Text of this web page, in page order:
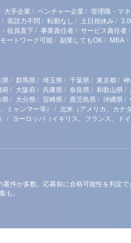
大手企業 / ベンチャー企業 / 管理職・マ
/ 英語力不問 / 転勤なし / 土日祝休み /
役員直下 / 事業責任者 / サービス責任者 /
モートワーク可能 / 副業してもOK / MBA
県 / 群馬県 / 埼玉県 / 千葉県 / 東京都 /
府 / 大阪府 / 兵庫県 / 奈良県 / 和歌山県 /
県/ 大分県 / 宮崎県 / 鹿児島県 / 沖縄県 /
ミャンマー等） / 北米（アメリカ、カナダ
/ ヨーロッパ（イギリス、フランス、ドイ
件が多数。応募前に合格可能性を判定
も。